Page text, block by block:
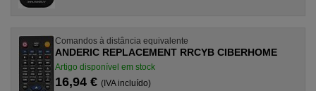
Comandos à distância equivalente
ANDERIC REPLACEMENT RRCYB CIBERHOME
Artigo disponível em stock
16,94 € (IVA incluído)